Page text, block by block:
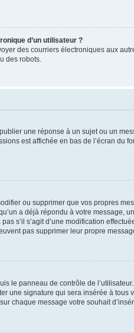
d’un utilisateur ?
des courriers électroniques aux
des robots.
une réponse à un sujet ou un
est affichée en bas de l’écran du
ou supprimer que vos propres
a déjà répondu à votre message,
s’il s’agit d’une modification
pas supprimer leur propre
le panneau de contrôle de
une signature qui sera insérée à
chaque message votre souhait